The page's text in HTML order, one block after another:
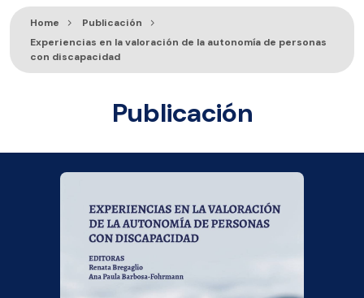
Home
Publicación
Experiencias en la valoración de la autonomía de personas
con discapacidad
Publicación